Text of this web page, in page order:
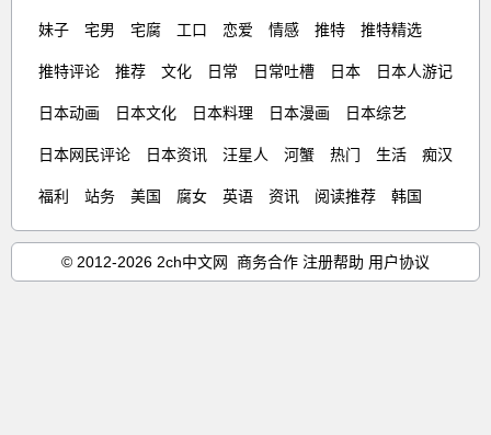
妹子 宅男 宅腐 工口 恋爱 情感 推特 推特精选
推特评论 推荐 文化 日常 日常吐槽 日本 日本人游记
日本动画 日本文化 日本料理 日本漫画 日本综艺
日本网民评论 日本资讯 汪星人 河蟹 热门 生活 痴汉
福利 站务 美国 腐女 英语 资讯 阅读推荐 韩国
© 2012-2026 2ch中文网 商务合作 注册帮助 用户协议